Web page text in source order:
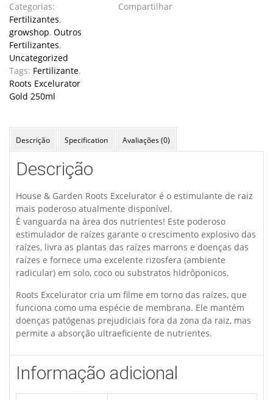
Categorias:
Fertilizantes,
growshop, Outros
Fertilizantes,
Uncategorized
Tags: Fertilizante,
Roots Excelurator
Gold 250ml
Compartilhar
Descrição Specification Avaliações (0)
Descrição
House & Garden Roots Excelurator é o estimulante de raiz
mais poderoso atualmente disponível.
É vanguarda na área dos nutrientes! Este poderoso
estimulador de raízes garante o crescimento explosivo das
raízes, livra as plantas das raízes marrons e doenças das
raízes e fornece uma excelente rizosfera (ambiente
radicular) em solo, coco ou substratos hidrôponicos.
Roots Excelurator cria um filme em torno das raízes, que
funciona como uma espécie de membrana. Ele mantém
doenças patógenas prejudiciais fora da zona da raiz, mas
permite a absorção ultraeficiente de nutrientes.
Informação adicional